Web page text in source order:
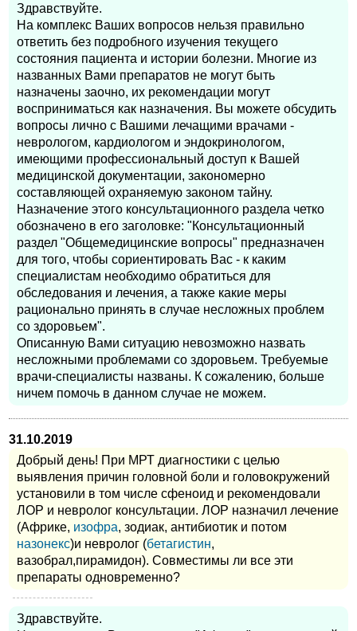
Здравствуйте.
На комплекс Ваших вопросов нельзя правильно
ответить без подробного изучения текущего
состояния пациента и истории болезни. Многие из
названных Вами препаратов не могут быть
назначены заочно, их рекомендации могут
восприниматься как назначения. Вы можете обсудить
вопросы лично с Вашими лечащими врачами -
неврологом, кардиологом и эндокринологом,
имеющими профессиональный доступ к Вашей
медицинской документации, закономерно
составляющей охраняемую законом тайну.
Назначение этого консультационного раздела четко
обозначено в его заголовке: "Консультационный
раздел "Общемедицинские вопросы" предназначен
для того, чтобы сориентировать Вас - к каким
специалистам необходимо обратиться для
обследования и лечения, а также какие меры
рационально принять в случае несложных проблем
со здоровьем".
Описанную Вами ситуацию невозможно назвать
несложными проблемами со здоровьем. Требуемые
врачи-специалисты названы. К сожалению, больше
ничем помочь в данном случае не можем.
31.10.2019
Добрый день! При МРТ диагностики с целью
выявления причин головной боли и головокружений
установили в том числе сфеноид и рекомендовали
ЛОР и невролог консультации. ЛОР назначил лечение
(Африке, изофра, зодиак, антибиотик и потом
назонекс)и невролог (бетагистин,
вазобрал,пирамидон). Совместимы ли все эти
препараты одновременно?
Здравствуйте.